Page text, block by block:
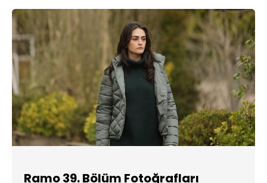
Ramo 39. Bölüm Fotoğrafları